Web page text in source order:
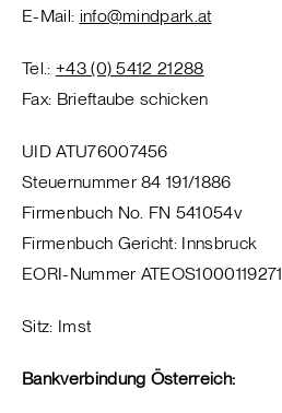
E-Mail: info@mindpark.at
Tel.: +43 (0) 5412 21288
Fax: Brieftaube schicken
UID ATU76007456
Steuernummer 84 191/1886
Firmenbuch No. FN 541054v
Firmenbuch Gericht: Innsbruck
EORI-Nummer ATEOS1000119271
Sitz: Imst
Bankverbindung Österreich: